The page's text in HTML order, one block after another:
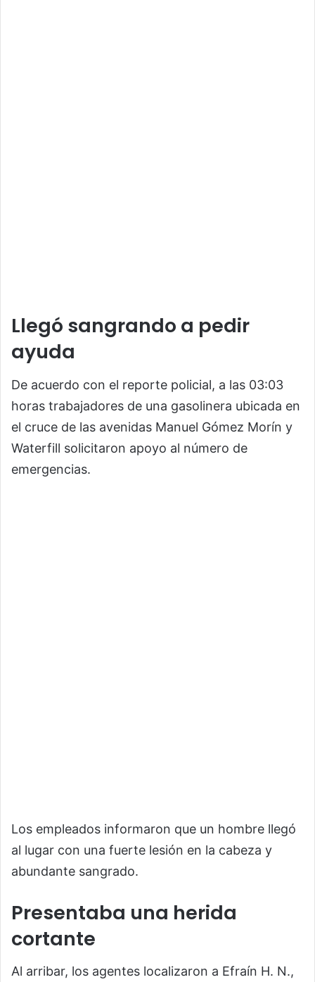
Llegó sangrando a pedir
ayuda
De acuerdo con el reporte policial, a las 03:03
horas trabajadores de una gasolinera ubicada en
el cruce de las avenidas Manuel Gómez Morín y
Waterfill solicitaron apoyo al número de
emergencias.
Los empleados informaron que un hombre llegó
al lugar con una fuerte lesión en la cabeza y
abundante sangrado.
Presentaba una herida
cortante
Al arribar, los agentes localizaron a Efraín H. N.,